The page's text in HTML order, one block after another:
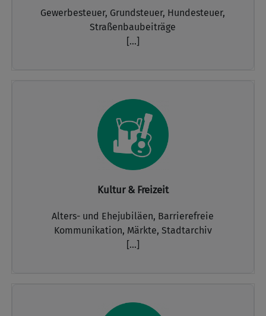
Gewerbesteuer, Grundsteuer, Hundesteuer,
Straßenbaubeiträge
[...]
Kultur & Freizeit
Alters- und Ehejubiläen, Barrierefreie
Kommunikation, Märkte, Stadtarchiv
[...]